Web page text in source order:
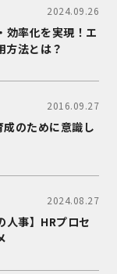
2024.09.26
効率化を実現！エ
方法とは？
2016.09.27
成のために意識し
2024.08.27
人事】HRプロセ